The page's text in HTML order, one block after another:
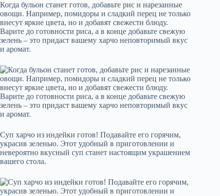
Когда бульон станет готов, добавьте рис и нарезанные
овощи. Например, помидоры и сладкий перец не только
внесут яркие цвета, но и добавят свежести блюду.
Варите до готовности риса, а в конце добавьте свежую
зелень – это придаст вашему харчо неповторимый вкус
и аромат.
Суп харчо из индейки готов! Подавайте его горячим,
украсив зеленью. Этот удобный в приготовлении и
невероятно вкусный суп станет настоящим украшением
вашего стола.